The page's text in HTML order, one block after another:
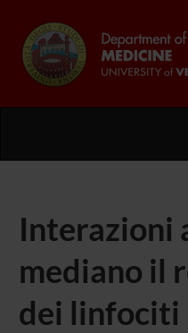
Interazioni
mediano il
dei linfociti